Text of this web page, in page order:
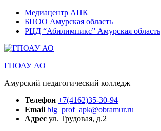
Медиацентр АПК
БПОО Амурская область
РЦД “Абилимпикс” Амурская область
ГПОАУ АО
Амурский педагогический колледж
Телефон +7(4162)35-30-94
Email blg_prof_apk@obramur.ru
Адрес ул. Трудовая, д.2